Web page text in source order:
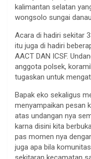
kalimantan selatan
wongsolo sungai
Acara di hadiri sekitar
itu juga di hadiri
AACT DAN ICSF.
anggota polsek,
tugaskan untuk
Bapak eko sekaligus
menyampaikan pesan
atas undangan nya
karna disini kita
pas momen nya
juga apa bila